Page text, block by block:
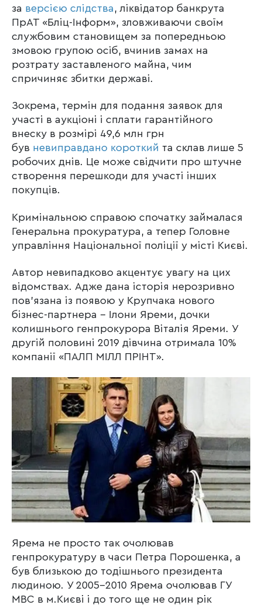
за версією слідства, ліквідатор банкрута
ПрАТ «Бліц-Інформ», зловживаючи своїм
службовим становищем за попередньою
змовою групою осіб, вчинив замах на
розтрату заставленого майна, чим
спричиняє збитки державі.
Зокрема, термін для подання заявок для
участі в аукціоні і сплати гарантійного
внеску в розмірі 49,6 млн грн
був невиправдано короткий та склав лише 5
робочих днів. Це може свідчити про штучне
створення перешкоди для участі інших
покупців.
Кримінальною справою спочатку займалася
Генеральна прокуратура, а тепер Головне
управління Національної поліції у місті Києві.
Автор невипадково акцентує увагу на цих
відомствах. Адже дана історія нерозривно
пов’язана із появою у Крупчака нового
бізнес-партнера – Ілони Яреми, дочки
колишнього генпрокурора Віталія Яреми. У
другій половині 2019 дівчина отримала 10%
компанії «ПАЛП МІЛЛ ПРІНТ».
Ярема не просто так очолював
генпрокуратуру в часи Петра Порошенка, а
був близькою до тодішнього президента
людиною. У 2005-2010 Ярема очолював ГУ
МВС в м.Києві і до того ще не один рік